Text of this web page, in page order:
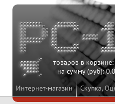
Интернет-магазин Скупка,
товаров в корзине:
на сумму (руб):